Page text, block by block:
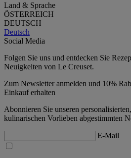
Land & Sprache
ÖSTERREICH
DEUTSCH
Deutsch
Social Media
Folgen Sie uns und entdecken Sie
Neuigkeiten von Le Creuset.
Zum Newsletter anmelden und 10%
Einkauf erhalten
Abonnieren Sie unseren
kulinarischen Vorlieben abgestimmten
E-Mail